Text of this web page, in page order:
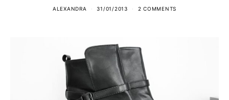
ALEXANDRA 31/01/2013 2 COMMENTS